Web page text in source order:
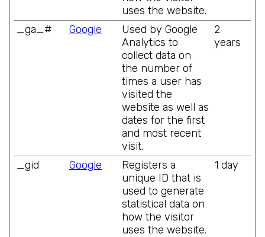
uses the website.
_ga_# Google
Used by Google
Analytics to
collect data on
the number of
times a user has
visited the
website as well as
dates for the first
and most recent
visit.
2
years
_gid Google
Registers a
unique ID that is
used to generate
statistical data on
how the visitor
uses the website.
1 day